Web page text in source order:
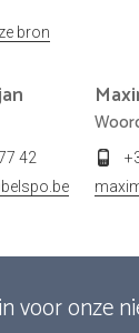
bron
42
voor onze